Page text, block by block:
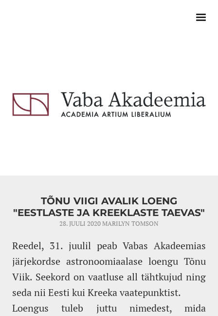
TÕNU VIIGI AVALIK LOENG
"EESTLASTE JA KREEKLASTE TAEVAS"
28. JUULI 2020MARILYN TOMSON
Reedel, 31. juulil peab Vabas Akadeemias
järjekordse astronoomiaalase loengu Tõnu
Viik. Seekord on vaatluse all tähtkujud ning
seda nii Eesti kui Kreeka vaatepunktist.
Loengus tuleb juttu nimedest, mida